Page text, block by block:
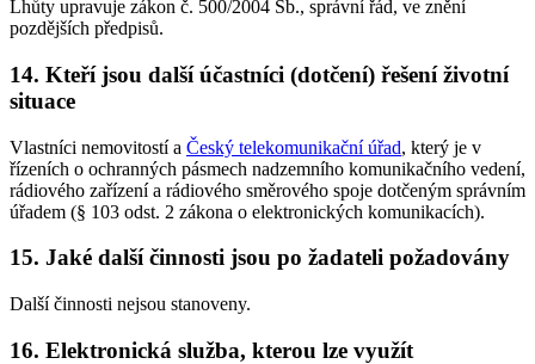
Lhůty upravuje zákon č. 500/2004 Sb., správní řád, ve znění
pozdějších předpisů.
14. Kteří jsou další účastníci (dotčení) řešení životní
situace
Vlastníci nemovitostí a Český telekomunikační úřad, který je v
řízeních o ochranných pásmech nadzemního komunikačního vedení,
rádiového zařízení a rádiového směrového spoje dotčeným správním
úřadem (§ 103 odst. 2 zákona o elektronických komunikacích).
15. Jaké další činnosti jsou po žadateli požadovány
Další činnosti nejsou stanoveny.
16. Elektronická služba, kterou lze využít